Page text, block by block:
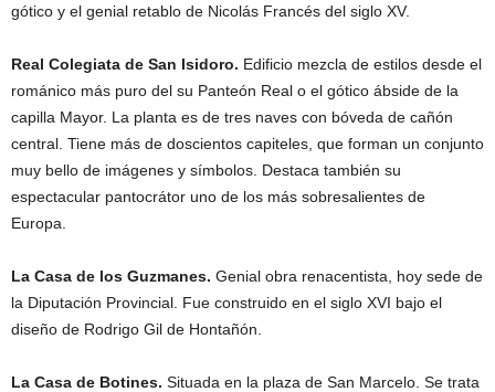
gótico y el genial retablo de Nicolás Francés del siglo XV.
Real Colegiata de San Isidoro. Edificio mezcla de estilos desde el
románico más puro del su Panteón Real o el gótico ábside de la
capilla Mayor. La planta es de tres naves con bóveda de cañón
central. Tiene más de doscientos capiteles, que forman un conjunto
muy bello de imágenes y símbolos. Destaca también su
espectacular pantocrátor uno de los más sobresalientes de
Europa.
La Casa de los Guzmanes. Genial obra renacentista, hoy sede de
la Diputación Provincial. Fue construido en el siglo XVI bajo el
diseño de Rodrigo Gil de Hontañón.
La Casa de Botines. Situada en la plaza de San Marcelo. Se trata